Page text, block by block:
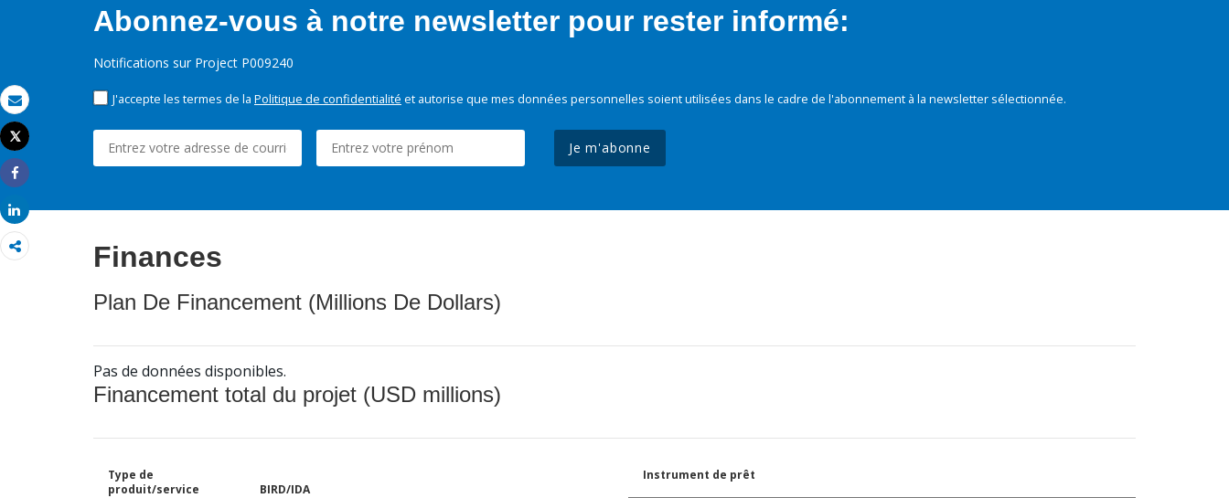
Email
Imprimer
Tweet
Share
Share
Abonnez-vous à notre newsletter pour rester informé:
Notifications sur Project P009240
J'accepte les termes de la Politique de confidentialité et autorise que mes données personnelles soient utilisées dans le cadre de l'abonnement à la newsletter sélectionnée.
Je m'abonne
Finances
Plan De Financement (Millions De Dollars)
Pas de données disponibles.
Financement total du projet (USD millions)
Type de
produit/service
BIRD/IDA
Instrument de prêt